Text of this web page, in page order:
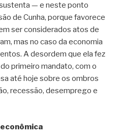
— e neste ponto
de Cunha, porque favorece
ser considerados atos de
mas no caso da economia
A desordem que ela fez
primeiro mandato, com o
até hoje sobre os ombros
recessão, desemprego e